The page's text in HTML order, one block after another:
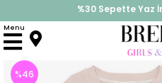
%30 Sepette Yaz
İndirimlere ek %10
Menu
Anasayfa Takımlar
%46